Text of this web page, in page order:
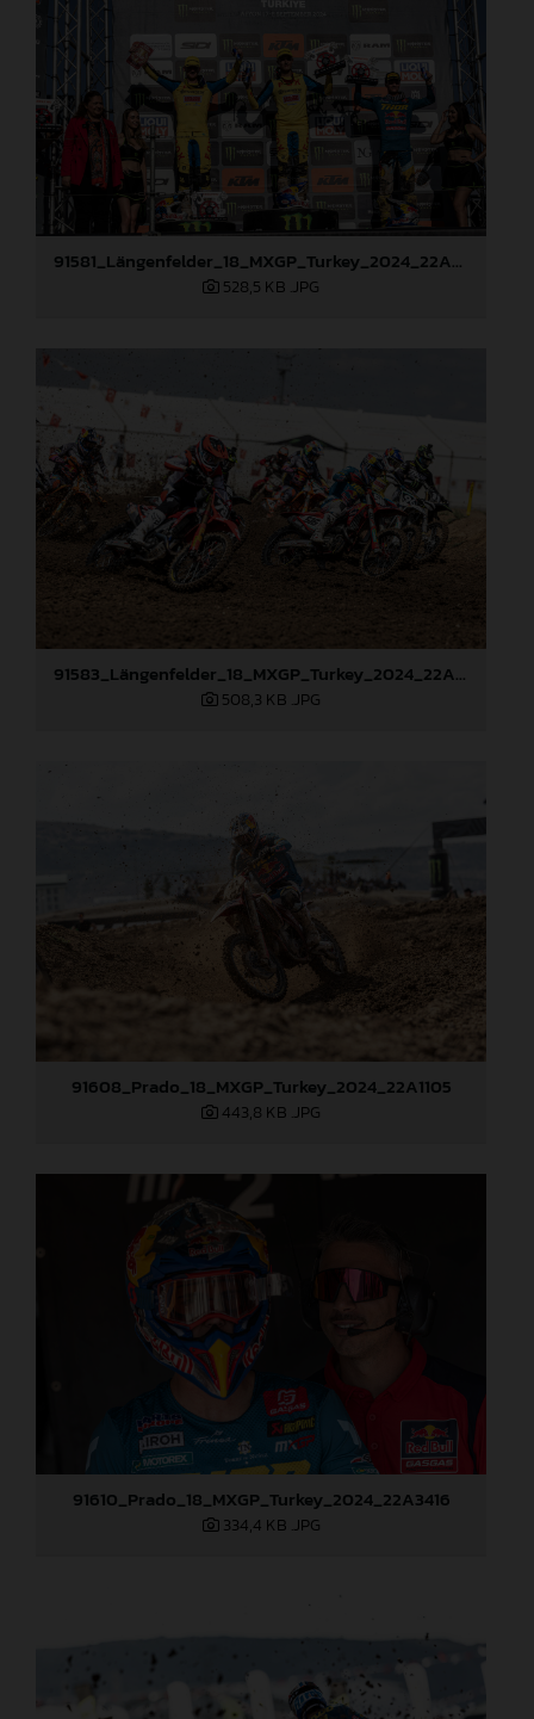
91581_Längenfelder_18_MXGP_Turkey_2024_22A3312
528,5 KB .JPG
91583_Längenfelder_18_MXGP_Turkey_2024_22A8033
508,3 KB .JPG
91608_Prado_18_MXGP_Turkey_2024_22A1105
443,8 KB .JPG
91610_Prado_18_MXGP_Turkey_2024_22A3416
334,4 KB .JPG